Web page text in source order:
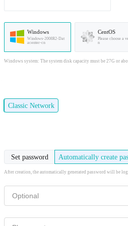
Windows
Windows-2008R2-Dat
acenter-cn
CentOS
Please choose a
n
Windows system: The system disk capacity must be 27G or
Classic Network
Set password Automatically create
After creation, the automatically generated password will be